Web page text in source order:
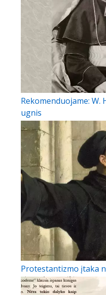
Rekomenduojame:
ugnis
Protestantizmo įtaka